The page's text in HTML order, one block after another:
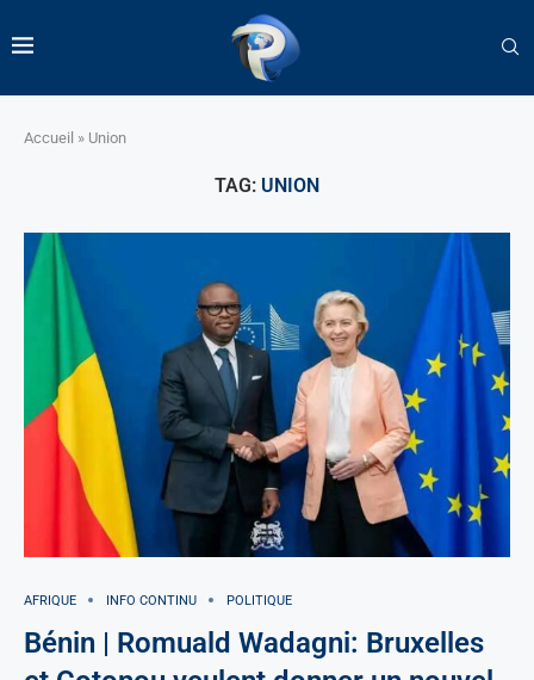
Accueil » Union
TAG: UNION
AFRIQUE INFO CONTINU POLITIQUE
Bénin | Romuald Wadagni: Bruxelles